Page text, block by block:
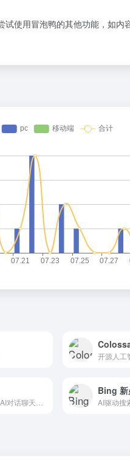
使用冒泡鸭的其他功能，如
开源人工
Bing 新
AI驱动搜